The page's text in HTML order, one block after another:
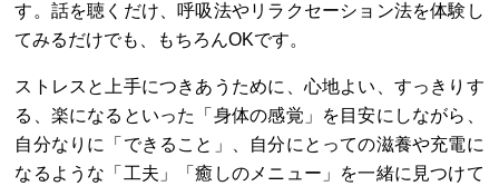
す。話を聴くだけ、呼吸法やリラクセーション法を体験し
てみるだけでも、もちろんOKです。
ストレスと上手につきあうために、心地よい、すっきりす
る、楽になるといった「身体の感覚」を目安にしながら、
自分なりに「できること」、自分にとっての滋養や充電に
なるような「工夫」「癒しのメニュー」を一緒に見つけて